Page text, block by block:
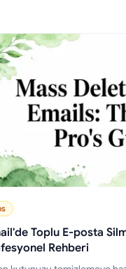
Toplu E-posta
Rehberi